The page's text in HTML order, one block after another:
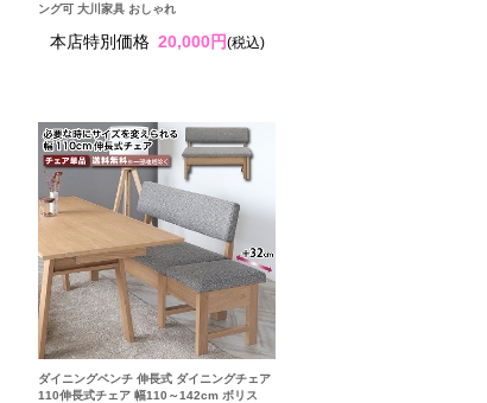
ング可 大川家具 おしゃれ
本店特別価格 20,000円(税込)
ダイニングベンチ 伸長式 ダイニングチェア
110伸長式チェア 幅110～142cm ボリス